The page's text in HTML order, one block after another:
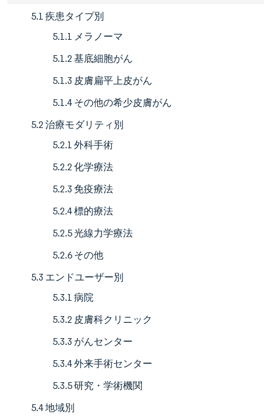
5.1 疾患タイプ別
5.1.1 メラノーマ
5.1.2 基底細胞がん
5.1.3 皮膚扁平上皮がん
5.1.4 その他の希少皮膚がん
5.2 治療モダリティ別
5.2.1 外科手術
5.2.2 化学療法
5.2.3 免疫療法
5.2.4 標的療法
5.2.5 光線力学療法
5.2.6 その他
5.3 エンドユーザー別
5.3.1 病院
5.3.2 皮膚科クリニック
5.3.3 がんセンター
5.3.4 外来手術センター
5.3.5 研究・学術機関
5.4 地域別